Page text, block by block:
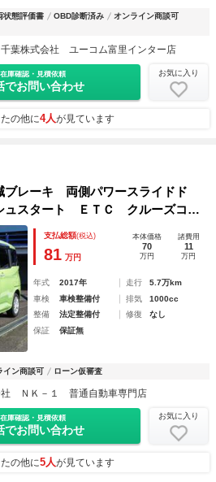
状態評価書 OBD診断済み
オンライン商談可
千葉株式会社 ユーコム富里インター店
庫確認・見積依頼
でお問い合わせ
お気に入り
の他に4人が見ています
レーキ 両側パワースライドド
スタート ＥＴＣ クルーズコン
支払総額(税込)
81 万円
本体価格
70
万円
諸費用
11
万円
年式 2017年 走行
5.7万km
車検
車検整備付 排気
1000cc
整備
法定整備付 修復
なし
保証
保証無
イン商談可 ローン仮審査
社 ＮＫ－１ 普通自動車専門店
庫確認・見積依頼
でお問い合わせ
お気に入り
の他に5人が見ています